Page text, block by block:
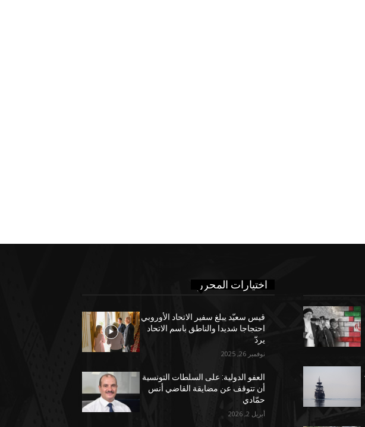
اختيارات المحرر
قيس سعيّد يبلغ سفير الاتحاد الأوروبي
احتجاجا شديدا والناطق باسم الاتحاد
يردّ
نوفمبر 26, 2025
العفو الدولية: على السلطات التونسية
أن تتوقف عن مضايقة القاضي أنس
حمّادي
أبريل 2, 2026